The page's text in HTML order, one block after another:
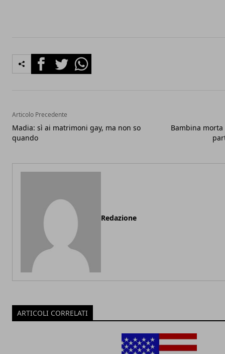
FacebookTwitterWhatsapp
Articolo Precedente
Madia: sì ai matrimoni gay, ma non so
quando
Bambina morta
Redazione
ARTICOLI CORRELATI